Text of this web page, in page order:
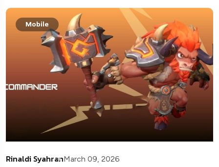
Mobile
Rinaldi SyahranMarch 09, 2026